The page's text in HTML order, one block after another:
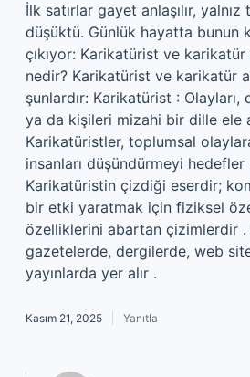
İlk satırlar gayet anlaşılır,
düşüktü. Günlük hayatta bunun
çıkıyor: Karikatürist ve
nedir? Karikatürist ve karikatür
şunlardır: Karikatürist : Olayları,
ya da kişileri mizahi bir dille ele
Karikatüristler, toplumsal
insanları düşündürmeyi
Karikatüristin çizdiği eserdir;
bir etki yaratmak için fiziksel
özelliklerini abartan çizimlerdir .
gazetelerde, dergilerde, web
yayınlarda yer alır .
Kasım 21, 2025 Yanıtla